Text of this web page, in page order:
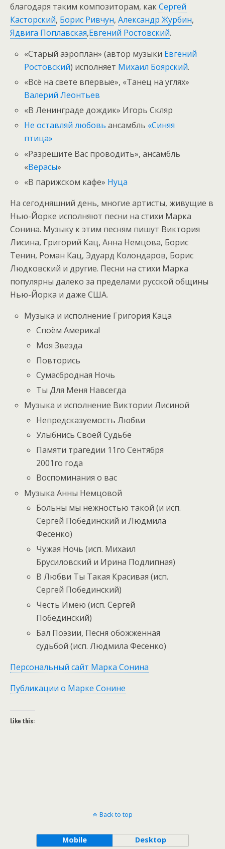
благодаря таким композиторам, какСергей
Касторский, Борис Ривчун, Александр Журбин,
Ядвига Поплавская,Евгений Ростовский.
«Старый аэроплан» (автор музыки Евгений
Ростовский) исполняет Михаил Боярский.
«Всё на свете впервые», «Танец на углях»
Валерий Леонтьев
«В Ленинграде дождик» Игорь Скляр
Не оставляй любовь ансамбль «Синяя
птица»
«Разрешите Вас проводить», ансамбль
«Верасы»
«В парижском кафе» Нуца
На сегодняшний день, многие артисты, живущие в
Нью-Йорке исполняют песни на стихи Марка
Сонина. Музыку к этим песням пишут Виктория
Лисина, Григорий Кац, Анна Немцова, Борис
Тенин, Роман Кац, Эдуард Колондаров, Борис
Людковский и другие. Песни на стихи Марка
популярны далеко за пределами русской общины
Нью-Йорка и даже США.
Музыка и исполнение Григория Каца
Споём Америка!
Моя Звезда
Повторись
Сумасбродная Ночь
Ты Для Меня Навсегда
Музыка и исполнение Виктории Лисиной
Непредсказуемость Любви
Улыбнись Своей Судьбе
Памяти трагедии 11го Сентября
2001го года
Воспоминания о вас
Музыка Анны Немцовой
Больны мы нежностью такой (и исп.
Сергей Побединский и Людмила
Фесенко)
Чужая Ночь (исп. Михаил
Брусиловский и Ирина Подлипная)
В Любви Ты Такая Красивая (исп.
Сергей Побединский)
Честь Имею (исп. Сергей
Побединский)
Бал Поэзии, Песня обожженная
судьбой (исп. Людмила Фесенко)
Персональный сайт Марка Сонина
Публикации о Марке Сонине
Like this:
Back to top
Mobile Desktop